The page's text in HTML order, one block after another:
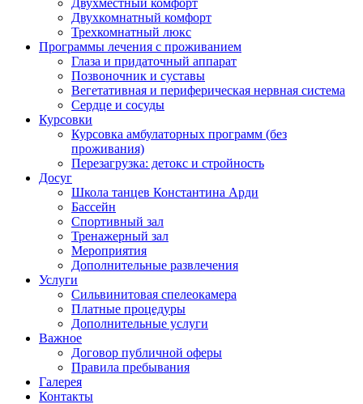
Двухместный комфорт
Двухкомнатный комфорт
Трехкомнатный люкс
Программы лечения с проживанием
Глаза и придаточный аппарат
Позвоночник и суставы
Вегетативная и периферическая нервная система
Сердце и сосуды
Курсовки
Курсовка амбулаторных программ (без
проживания)
Перезагрузка: детокс и стройность
Досуг
Школа танцев Константина Арди
Бассейн
Спортивный зал
Тренажерный зал
Мероприятия
Дополнительные развлечения
Услуги
Сильвинитовая спелеокамера
Платные процедуры
Дополнительные услуги
Важное
Договор публичной оферы
Правила пребывания
Галерея
Контакты